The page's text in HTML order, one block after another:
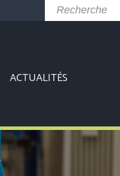
ACTUALITÉS